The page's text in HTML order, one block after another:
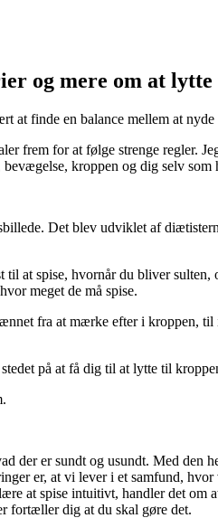
og mere om at
finde en balance mellem at nyde
frem for at følge strenge regler.
kroppen og dig selv som
Det blev udviklet af
at spise, hvornår du bliver
meget de må spise.
fra at mærke efter i kroppen, til
på at få dig til at lytte til
der er sundt og usundt. Med den
er, at vi lever i et samfund,
at spise intuitivt, handler det
fortæller dig at du skal gøre det.